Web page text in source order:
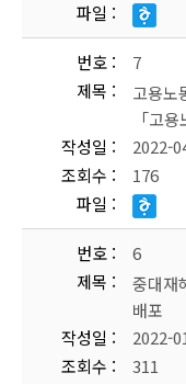
파일
번호
7
제목
고용노
「고
작성일
2022-
조회수
176
파일
번호
6
제목
중대재
배포
작성일
2022-
조회수
311